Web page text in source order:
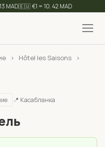
MAD🇪🇺 €1 = 10.42 MAD
Найти
› Hôtel les Saisons
›
📍 Касабланка